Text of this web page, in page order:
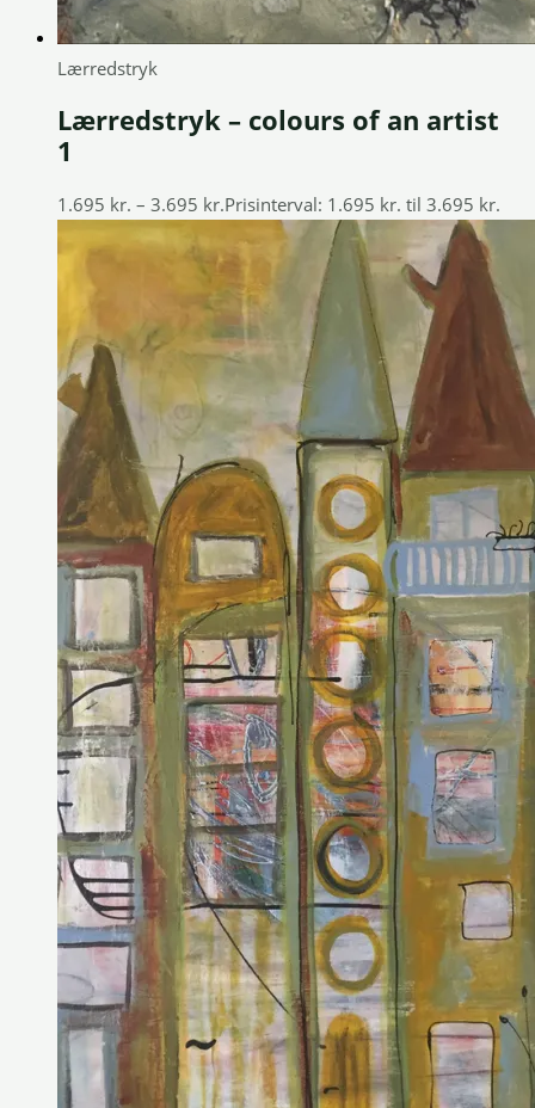
Lærredstryk
Lærredstryk – colours of an artist
1
1.695 kr. – 3.695 kr.Prisinterval: 1.695 kr. til 3.695 kr.